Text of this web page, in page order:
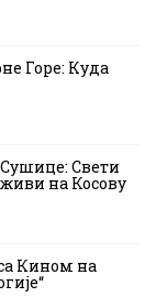
Горе: Куда
Свети
на Косову
Кином на